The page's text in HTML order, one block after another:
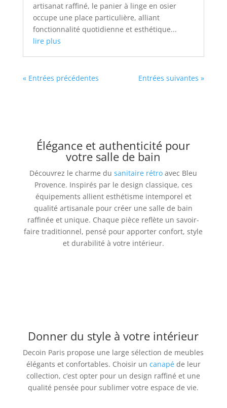
artisanat raffiné, le panier à linge en osier
occupe une place particulière, alliant
fonctionnalité quotidienne et esthétique...
lire plus
« Entrées précédentes Entrées suivantes »
Élégance et authenticité pour
votre salle de bain
Découvrez le charme dusanitaire rétro avec Bleu
Provence. Inspirés par le design classique, ces
équipements allient esthétisme intemporel et
qualité artisanale pour créer une salle de bain
raffinée et unique. Chaque pièce reflète un savoir-
faire traditionnel, pensé pour apporter confort, style
et durabilité à votre intérieur.
Donner du style à votre intérieur
Decoin Paris propose une large sélection de meubles
élégants et confortables. Choisir un canapéde leur
collection, c’est opter pour un design raffiné et une
qualité pensée pour sublimer votre espace de vie.